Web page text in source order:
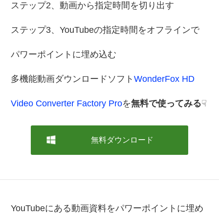
ステップ2、動画から指定時間を切り出す
ステップ3、YouTubeの指定時間をオフラインで
パワーポイントに埋め込む
多機能動画ダウンロードソフトWonderFox HD
Video Converter Factory Proを無料で使ってみる☟
無料ダウンロード
YouTubeにある動画資料をパワーポイントに埋め